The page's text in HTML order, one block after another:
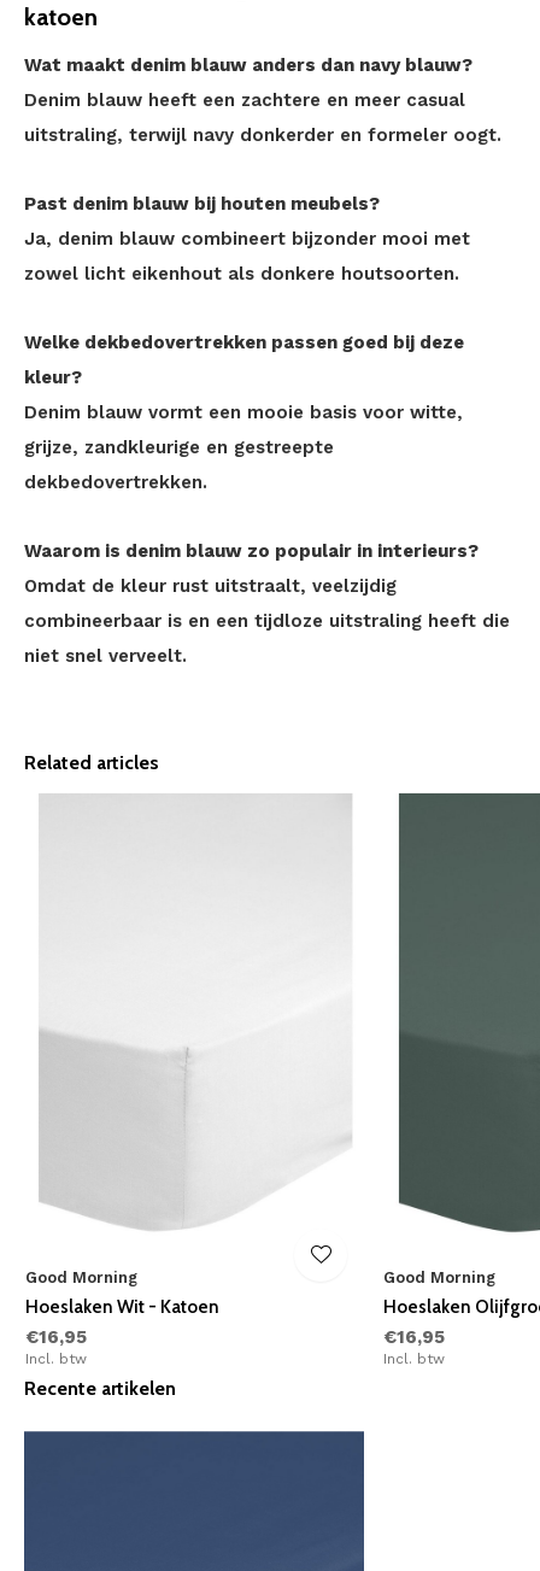
katoen
Wat maakt denim blauw anders dan navy blauw?
Denim blauw heeft een zachtere en meer casual
uitstraling, terwijl navy donkerder en formeler oogt.
Past denim blauw bij houten meubels?
Ja, denim blauw combineert bijzonder mooi met
zowel licht eikenhout als donkere houtsoorten.
Welke dekbedovertrekken passen goed bij deze
kleur?
Denim blauw vormt een mooie basis voor witte,
grijze, zandkleurige en gestreepte
dekbedovertrekken.
Waarom is denim blauw zo populair in interieurs?
Omdat de kleur rust uitstraalt, veelzijdig
combineerbaar is en een tijdloze uitstraling heeft die
niet snel verveelt.
Related articles
Good Morning
Hoeslaken Wit - Katoen
€16,95
Incl. btw
Good Morning
Hoeslaken
€16,95
Incl. btw
Recente artikelen